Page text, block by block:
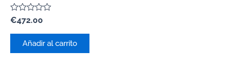
Valorado
con
0
€472.00
Añadir al carrito